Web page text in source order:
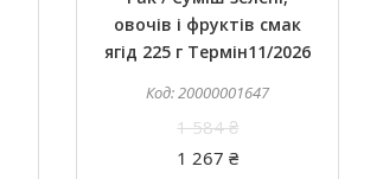
овочів і фруктів смак
ягід 225 г Термін11/2026
20000001647
1 584 ₴
1 267 ₴